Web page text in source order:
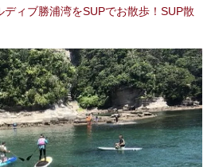
ディブ勝浦湾をSUPでお散歩！SUP散